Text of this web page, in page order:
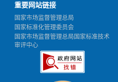
重要网站链接
国家市场监督管理总局
国家标准化管理委员会
国家市场监督管理总局国家标准技术
审评中心